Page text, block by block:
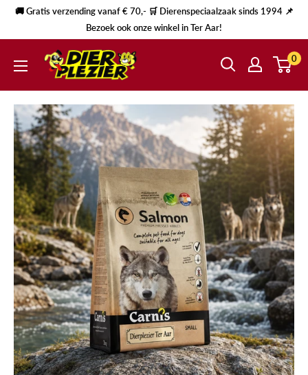
🚚 Gratis verzending vanaf € 70,- 🛒 Dierenspeciaalzaak sinds 1994 📌
Bezoek ook onze winkel in Ter Aar!
0